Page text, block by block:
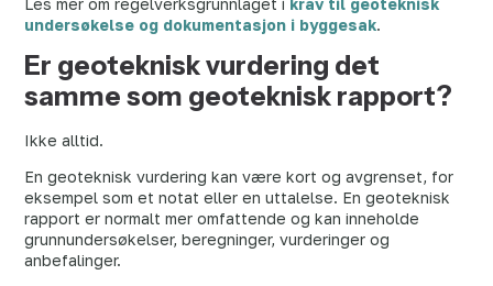
undersøkelse og dokumentasjon i byggesak.
Er geoteknisk vurdering det
samme som geoteknisk rapport?
Ikke alltid.
En geoteknisk vurdering kan være kort og avgrenset, for
eksempel som et notat eller en uttalelse. En geoteknisk
rapport er normalt mer omfattende og kan inneholde
grunnundersøkelser, beregninger, vurderinger og
anbefalinger.